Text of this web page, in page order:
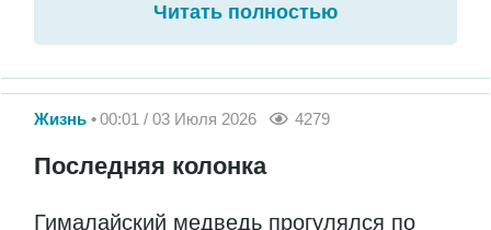
Читать полностью
Жизнь 00:01 / 03 Июля 2026 4279
Последняя колонка
Гималайский медведь прогулялся по